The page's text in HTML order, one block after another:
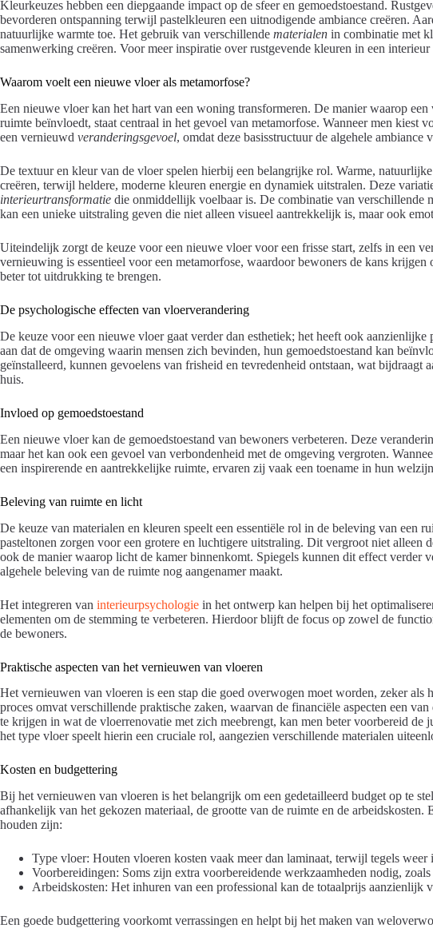
Kleurkeuzes hebben een diepgaande impact op de sfeer en gemoedstoestand.
bevorderen ontspanning terwijl pastelkleuren een uitnodigende ambiance creëren.
natuurlijke warmte toe. Het gebruik van verschillende materialen in combinatie met
samenwerking creëren. Voor meer inspiratie over rustgevende kleuren in een interieur
Waarom voelt een nieuwe vloer als metamorfose?
Een nieuwe vloer kan het hart van een woning transformeren. De manier waarop een
ruimte beïnvloedt, staat centraal in het gevoel van metamorfose. Wanneer men kiest
een vernieuwd veranderingsgevoel, omdat deze basisstructuur de algehele ambiance
De textuur en kleur van de vloer spelen hierbij een belangrijke rol. Warme,
creëren, terwijl heldere, moderne kleuren energie en dynamiek uitstralen. Deze
interieurtransformatie die onmiddellijk voelbaar is. De combinatie van verschillende
kan een unieke uitstraling geven die niet alleen visueel aantrekkelijk is, maar ook
Uiteindelijk zorgt de keuze voor een nieuwe vloer voor een frisse start, zelfs in een
vernieuwing is essentieel voor een metamorfose, waardoor bewoners de kans
beter tot uitdrukking te brengen.
De psychologische effecten van vloerverandering
De keuze voor een nieuwe vloer gaat verder dan esthetiek; het heeft ook aanzienlijke
aan dat de omgeving waarin mensen zich bevinden, hun gemoedstoestand kan
geïnstalleerd, kunnen gevoelens van frisheid en tevredenheid ontstaan, wat bijdraagt
huis.
Invloed op gemoedstoestand
Een nieuwe vloer kan de gemoedstoestand van bewoners verbeteren. Deze
maar het kan ook een gevoel van verbondenheid met de omgeving vergroten.
een inspirerende en aantrekkelijke ruimte, ervaren zij vaak een toename in hun
Beleving van ruimte en licht
De keuze van materialen en kleuren speelt een essentiële rol in de beleving van een
pasteltonen zorgen voor een grotere en luchtigere uitstraling. Dit vergroot niet alleen
ook de manier waarop licht de kamer binnenkomt. Spiegels kunnen dit effect verder
algehele beleving van de ruimte nog aangenamer maakt.
Het integreren van interieurpsychologie in het ontwerp kan helpen bij het
elementen om de stemming te verbeteren. Hierdoor blijft de focus op zowel de
de bewoners.
Praktische aspecten van het vernieuwen van vloeren
Het vernieuwen van vloeren is een stap die goed overwogen moet worden, zeker als
proces omvat verschillende praktische zaken, waarvan de financiële aspecten een
te krijgen in wat de vloerrenovatie met zich meebrengt, kan men beter voorbereid de
het type vloer speelt hierin een cruciale rol, aangezien verschillende materialen
Kosten en budgettering
Bij het vernieuwen van vloeren is het belangrijk om een gedetailleerd budget op te
afhankelijk van het gekozen materiaal, de grootte van de ruimte en de arbeidskosten.
houden zijn:
Type vloer: Houten vloeren kosten vaak meer dan laminaat, terwijl tegels weer
Voorbereidingen: Soms zijn extra voorbereidende werkzaamheden nodig,
Arbeidskosten: Het inhuren van een professional kan de totaalprijs aanzienlijk
Een goede budgettering voorkomt verrassingen en helpt bij het maken van